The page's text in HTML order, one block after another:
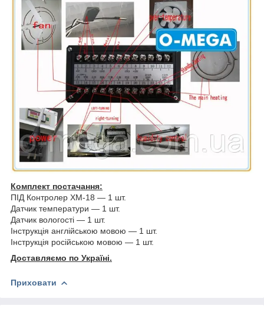
Комплект постачання:
ПІД Контролер XM-18 — 1 шт.
Датчик температури — 1 шт.
Датчик вологості — 1 шт.
Інструкція англійською мовою — 1 шт.
Інструкція російською мовою — 1 шт.
Доставляємо по Україні.
Приховати